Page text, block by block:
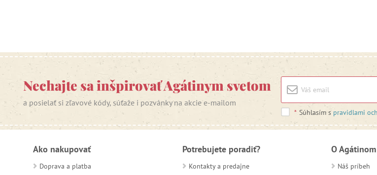
Nechajte sa inšpirovať Agátinym svetom
a posielať si zľavové kódy, súťaže i pozvánky na akcie e-mailom
* Súhlasím s pravidlami
Ako nakupovať
Doprava a platba
Potrebujete poradiť?
Kontakty a predajne
O
Náš príbeh